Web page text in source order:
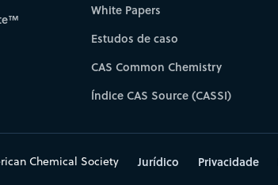
White Papers
Estudos de caso
CAS Common Chemistry
Índice CAS Source (CASSI)
Chemical Society Jurídico Privacidade